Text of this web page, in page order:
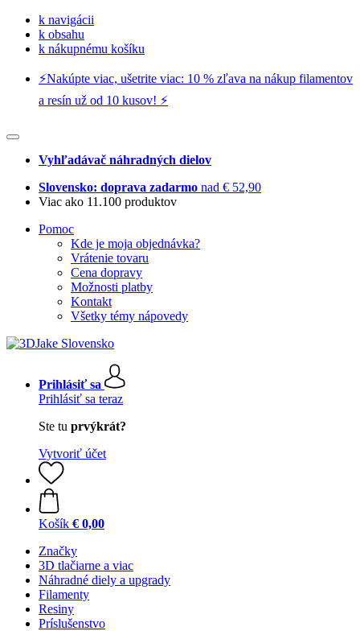
k navigácii
k obsahu
k nákupnému košíku
⚡️Nakúpte viac, ušetrite viac: 10 % zľava na nákup filamentov
a resín už od 10 kusov! ⚡️
Vyhľadávač náhradných dielov
Slovensko: doprava zadarmo nad € 52,90
Viac ako 11.100 produktov
Pomoc
Kde je moja objednávka?
Vrátenie tovaru
Cena dopravy
Možnosti platby
Kontakt
Všetky témy nápovedy
Prihlásiť sa
Prihlásiť sa teraz
Ste tu prvýkrát?
Vytvoriť účet
Košík € 0,00
Značky
3D tlačiarne a viac
Náhradné diely a upgrady
Filamenty
Resiny
Príslušenstvo